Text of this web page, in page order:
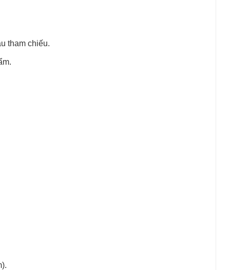
tham chiếu.